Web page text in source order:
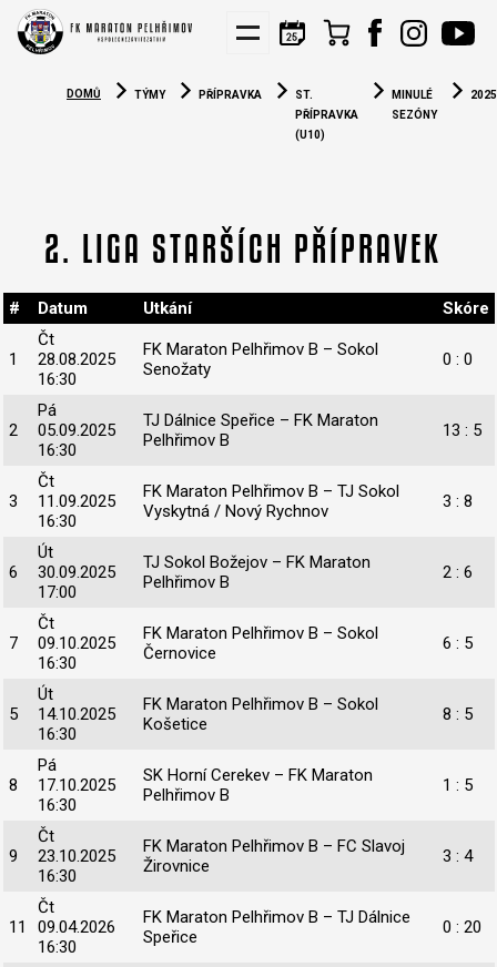
NÁBORY
PARTNEŘI
DOMŮ TÝMY PŘÍPRAVKA
ST.
PŘÍPRAVKA
(U10)
MINULÉ
SEZÓNY
2. LIGA STARŠÍCH PŘÍPRAVEK
# Datum Utkání Skóre
1
Čt
28.08.2025
16:30
FK Maraton Pelhřimov B – Sokol
Senožaty
0 : 0
2
Pá
05.09.2025
16:30
TJ Dálnice Speřice – FK Maraton
Pelhřimov B
13 : 5
3
Čt
11.09.2025
16:30
FK Maraton Pelhřimov B – TJ Sokol
Vyskytná / Nový Rychnov
3 : 8
6
Út
30.09.2025
17:00
TJ Sokol Božejov – FK Maraton
Pelhřimov B
2 : 6
7
Čt
09.10.2025
16:30
FK Maraton Pelhřimov B – Sokol
Černovice
6 : 5
5
Út
14.10.2025
16:30
FK Maraton Pelhřimov B – Sokol
Košetice
8 : 5
8
Pá
17.10.2025
16:30
SK Horní Cerekev – FK Maraton
Pelhřimov B
1 : 5
9
Čt
23.10.2025
16:30
FK Maraton Pelhřimov B – FC Slavoj
Žirovnice
3 : 4
11
Čt
09.04.2026
16:30
FK Maraton Pelhřimov B – TJ Dálnice
Speřice
0 : 20